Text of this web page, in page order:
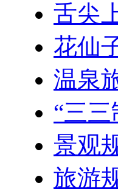
舌尖
花仙
温泉
“三
景观
旅游